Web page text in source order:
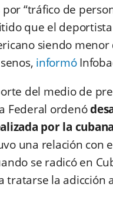
“tráfico de
que el
siendo
informó
del medio de
Federal ordenó
por la
una relación con
se radicó en
tratarse la adicción